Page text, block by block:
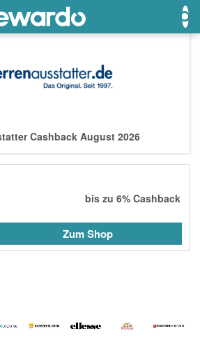
Gutscheine
Angebote
Angebote
Cashback August 2026
bis zu 6% Cashback
Zum Shop